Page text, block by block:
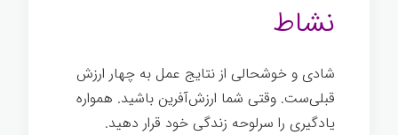
نشاط
شادی و خوشحالی از نتایج عمل به چهار ارزش
قبلی‌ست. وقتی شما ارزش‌آفرین باشید. همواره
یادگیری را سرلوحه زندگی خود قرار دهید.